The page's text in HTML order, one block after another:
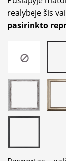
realybėje šis
pasirinkto